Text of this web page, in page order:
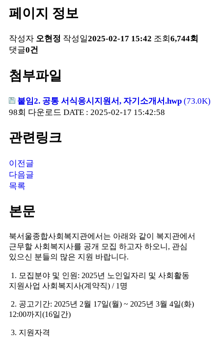
페이지 정보
작성자 오현정 작성일2025-02-17 15:42 조회 6,744회
댓글0건
첨부파일
붙임2. 공통 서식응시지원서, 자기소개서.hwp (73.0K)
98회 다운로드 DATE : 2025-02-17 15:42:58
관련링크
이전글
다음글
목록
본문
북서울종합사회복지관에서는 아래와 같이 복지관에서
근무할 사회복지사를 공개 모집 하고자 하오니 , 관심
있으신 분들의 많은 지원 바랍니다.
1. 모집분야 및 인원 : 2025년 노인일자리 및 사회활동
지원사업 사회복지사(계약직) / 1 명
2. 공고기간: 2025년 2월 17일(월) ~ 2025년 3월 4일(화)
12:00까지 (16일간)
3. 지원자격